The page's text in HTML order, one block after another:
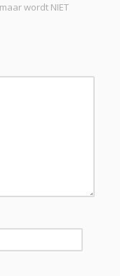
wordt NIET